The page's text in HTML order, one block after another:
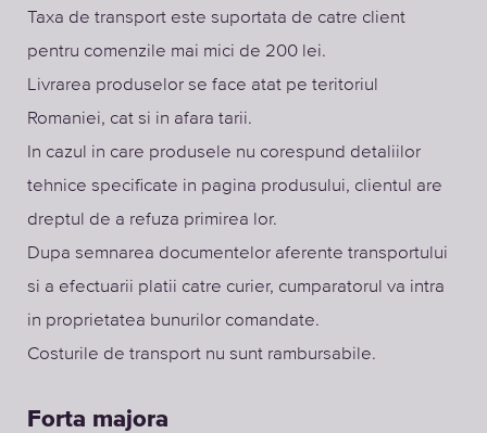
Taxa de transport este suportata de catre client
pentru comenzile mai mici de 200 lei.
Livrarea produselor se face atat pe teritoriul
Romaniei, cat si in afara tarii.
In cazul in care produsele nu corespund detaliilor
tehnice specificate in pagina produsului, clientul are
dreptul de a refuza primirea lor.
Dupa semnarea documentelor aferente transportului
si a efectuarii platii catre curier, cumparatorul va intra
in proprietatea bunurilor comandate.
Costurile de transport nu sunt rambursabile.
Forta majora